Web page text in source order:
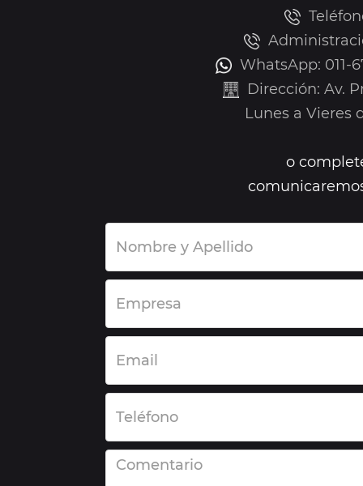
WhatsApp: 011-
Dirección: Av.
Lunes a Vieres
o